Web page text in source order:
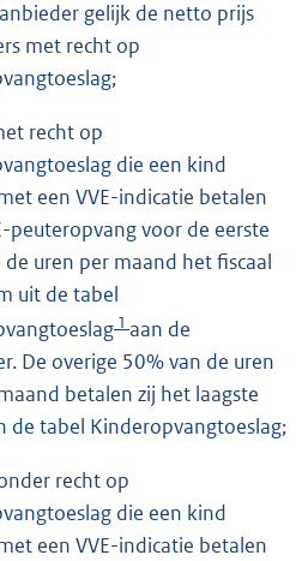
gelijk de netto prijs
met recht op
recht op
die een kind
een VVE-indicatie betalen
peuteropvang voor de eerste
de uren per maand het fiscaal
uit de tabel
1 aan de
De overige 50% van de uren
betalen zij het laagste
de tabel Kinderopvangtoeslag;
recht op
die een kind
een VVE-indicatie betalen